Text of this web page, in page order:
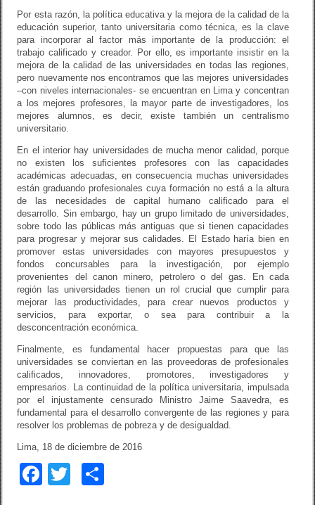
Por esta razón, la política educativa y la mejora de la calidad de la
educación superior, tanto universitaria como técnica, es la clave
para incorporar al factor más importante de la producción: el
trabajo calificado y creador. Por ello, es importante insistir en la
mejora de la calidad de las universidades en todas las regiones,
pero nuevamente nos encontramos que las mejores universidades
–con niveles internacionales- se encuentran en Lima y concentran
a los mejores profesores, la mayor parte de investigadores, los
mejores alumnos, es decir, existe también un centralismo
universitario.
En el interior hay universidades de mucha menor calidad, porque
no existen los suficientes profesores con las capacidades
académicas adecuadas, en consecuencia muchas universidades
están graduando profesionales cuya formación no está a la altura
de las necesidades de capital humano calificado para el
desarrollo. Sin embargo, hay un grupo limitado de universidades,
sobre todo las públicas más antiguas que si tienen capacidades
para progresar y mejorar sus calidades. El Estado haría bien en
promover estas universidades con mayores presupuestos y
fondos concursables para la investigación, por ejemplo
provenientes del canon minero, petrolero o del gas. En cada
región las universidades tienen un rol crucial que cumplir para
mejorar las productividades, para crear nuevos productos y
servicios, para exportar, o sea para contribuir a la
desconcentración económica.
Finalmente, es fundamental hacer propuestas para que las
universidades se conviertan en las proveedoras de profesionales
calificados, innovadores, promotores, investigadores y
empresarios. La continuidad de la política universitaria, impulsada
por el injustamente censurado Ministro Jaime Saavedra, es
fundamental para el desarrollo convergente de las regiones y para
resolver los problemas de pobreza y de desigualdad.
Lima, 18 de diciembre de 2016
F
T